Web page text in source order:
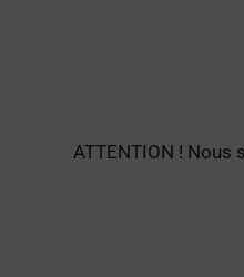
passer des journées
la bataille au cours de
lorsque les murs de
ATTENTION !